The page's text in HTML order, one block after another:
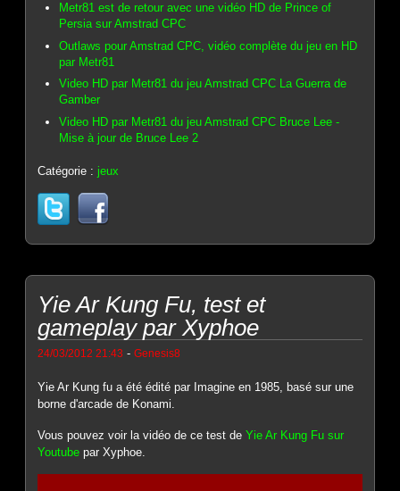
Metr81 est de retour avec une vidéo HD de Prince of
Persia sur Amstrad CPC
Outlaws pour Amstrad CPC, vidéo complète du jeu en HD
par Metr81
Video HD par Metr81 du jeu Amstrad CPC La Guerra de
Gamber
Video HD par Metr81 du jeu Amstrad CPC Bruce Lee -
Mise à jour de Bruce Lee 2
Catégorie :jeux
Yie Ar Kung Fu, test et
gameplay par Xyphoe
24/03/2012 21:43 -Genesis8
Yie Ar Kung fu a été édité par Imagine en 1985, basé sur une
borne d'arcade de Konami.
Vous pouvez voir la vidéo de ce test deYie Ar Kung Fu sur
Youtube par Xyphoe.